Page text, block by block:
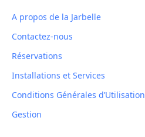
A propos de la Jarbelle
Contactez-nous
Réservations
Installations et Services
Conditions Générales d’Utilisation
Gestion